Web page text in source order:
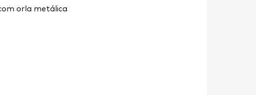
orla metálica